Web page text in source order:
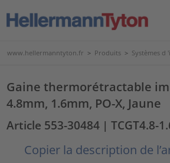
www.hellermanntyton.fr > Produits > Systèmes d
Gaine thermorétractable
4.8mm, 1.6mm, PO-X, Jaune
Article 553-30484 | TCGT4.8-
Copier la description de